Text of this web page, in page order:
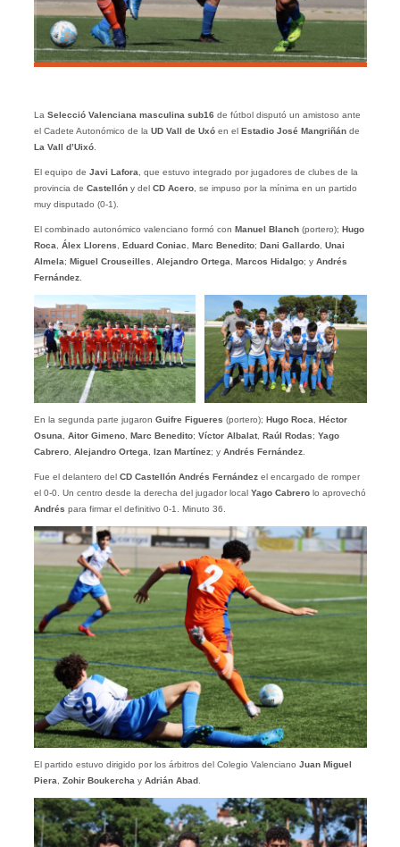
La Selecció Valenciana masculina sub16 de fútbol disputó un amistoso ante
el Cadete Autonómico de la UD Vall de Uxó en el Estadio José Mangriñánde
La Vall d’Uixó.
El equipo de Javi Lafora , que estuvo integrado por jugadores de clubes de la
provincia de Castellóny del CD Acero, se impuso por la mínima en un partido
muy disputado (0-1).
El combinado autonómico valenciano formó con Manuel Blanch(portero); Hugo
Roca
Álex Llorens Eduard Coniac Marc Benedito; Dani Gallardo, Unai
Almela; Miguel Crouseilles Alejandro Ortega Marcos Hidalgo; y Andrés
Fernández.
En la segunda parte jugaron Guifre Figueres (portero); Hugo Roca
Héctor
Osuna
Aitor Gimeno, Marc Benedito; Víctor Albalat, Raúl Rodas; Yago
Cabrero, Alejandro Ortega Izan Martínez; y Andrés Fernández.
Fue el delantero del CD Castellón Andrés Fernándezel encargado de romper
el 0-0. Un centro desde la derecha del jugador local Yago Cabrerolo aprovechó
Andrés para firmar el definitivo 0-1. Minuto 36.
El partido estuvo dirigido por los árbitros del Colegio Valenciano Juan Miguel
Piera, Zohir Boukercha y Adrián Abad .